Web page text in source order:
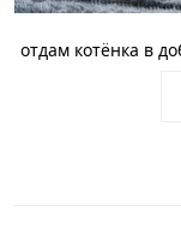
отдам котёнка в